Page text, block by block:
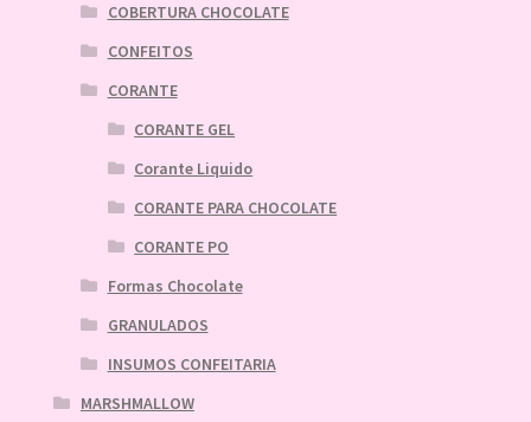
COBERTURA CHOCOLATE
CONFEITOS
CORANTE
CORANTE GEL
Corante Liquido
CORANTE PARA CHOCOLATE
CORANTE PO
Formas Chocolate
GRANULADOS
INSUMOS CONFEITARIA
MARSHMALLOW